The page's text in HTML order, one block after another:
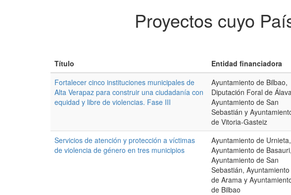
Proyectos cuyo
Título Entidad financiadora
Fortalecer cinco instituciones municipales de
Alta Verapaz para construir una ciudadanía con
equidad y libre de violencias. Fase III
Ayuntamiento de Bilbao,
Diputación Foral de
Ayuntamiento de San
Sebastián y
de Vitoria-Gasteiz
Servicios de atención y protección a víctimas
de violencia de género en tres municipios
Ayuntamiento de Urnieta,
Ayuntamiento de Basauri,
Ayuntamiento de San
Sebastián, Ayuntamiento
de Arama y
de Bilbao